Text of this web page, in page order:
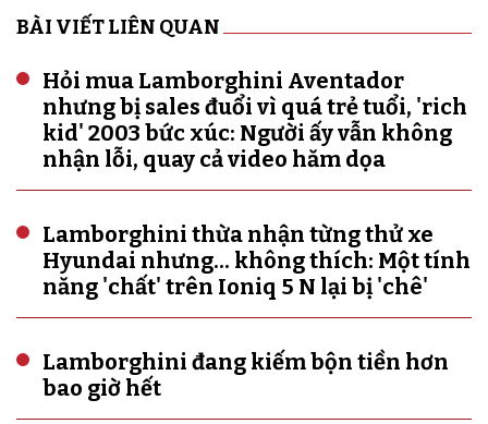
BÀI VIẾT LIÊN QUAN
Hỏi mua Lamborghini Aventador
nhưng bị sales đuổi vì quá trẻ tuổi, 'rich
kid' 2003 bức xúc: Người ấy vẫn không
nhận lỗi, quay cả video hăm dọa
Lamborghini thừa nhận từng thử xe
Hyundai nhưng... không thích: Một tính
năng 'chất' trên Ioniq 5 N lại bị 'chê'
Lamborghini đang kiếm bộn tiền hơn
bao giờ hết